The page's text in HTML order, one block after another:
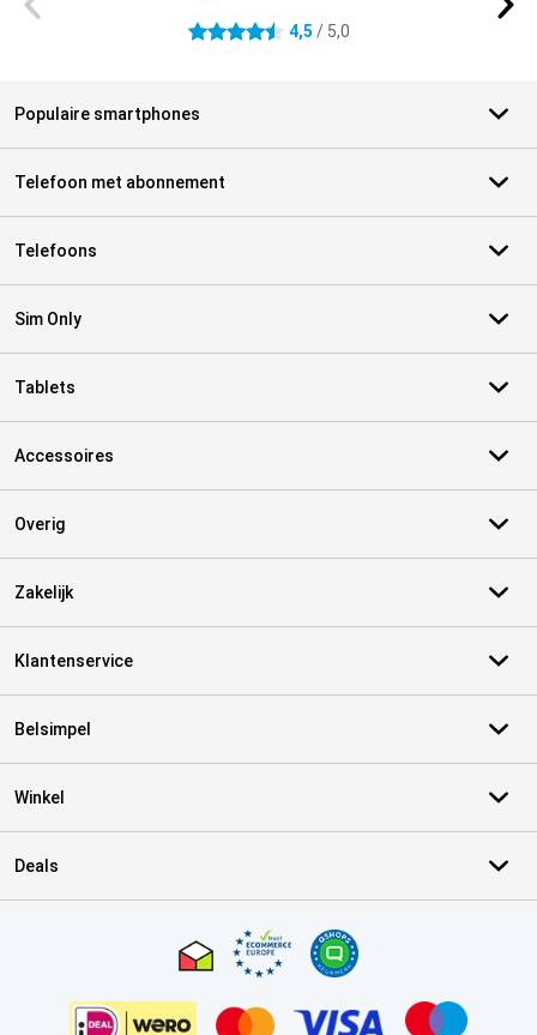
4.5 sterren 4,5 / 5,0
Populaire smartphones
Telefoon met abonnement
Telefoons
Sim Only
Tablets
Accessoires
Overig
Zakelijk
Klantenservice
Belsimpel
Winkel
Deals